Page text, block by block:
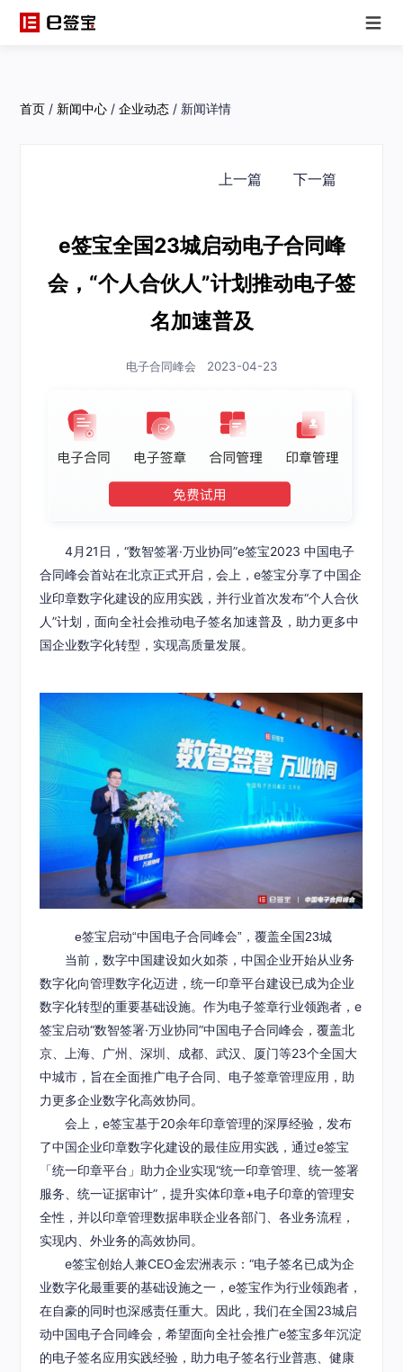
首页 / 新闻中心 /企业动态 / 新闻详情
上一篇 下一篇
e签宝全国23城启动电子合同峰
会，“个人合伙人”计划推动电子签
名加速普及
电子合同峰会 2023-04-23
4月21日，“数智签署·万业协同”e签宝2023 中国电子
合同峰会首站在北京正式开启，会上，e签宝分享了中国企
业印章数字化建设的应用实践，并行业首次发布“个人合伙
人”计划，面向全社会推动电子签名加速普及，助力更多中
国企业数字化转型，实现高质量发展。
e签宝启动“中国电子合同峰会”，覆盖全国23城
当前，数字中国建设如火如荼，中国企业开始从业务
数字化向管理数字化迈进，统一印章平台建设已成为企业
数字化转型的重要基础设施。作为电子签章行业领跑者，e
签宝启动“数智签署·万业协同”中国电子合同峰会，覆盖北
京、上海、广州、深圳、成都、武汉、厦门等23个全国大
中城市，旨在全面推广电子合同、电子签章管理应用，助
力更多企业数字化高效协同。
会上，e签宝基于20余年印章管理的深厚经验，发布
了中国企业印章数字化建设的最佳应用实践，通过e签宝
「统一印章平台」助力企业实现“统一印章管理、统一签署
服务、统一证据审计”，提升实体印章+电子印章的管理安
全性，并以印章管理数据串联企业各部门、各业务流程，
实现内、外业务的高效协同。
e签宝创始人兼CEO金宏洲表示：“电子签名已成为企
业数字化最重要的基础设施之一，e签宝作为行业领跑者，
在自豪的同时也深感责任重大。因此，我们在全国23城启
动中国电子合同峰会，希望面向全社会推广e签宝多年沉淀
的电子签名应用实践经验，助力电子签名行业普惠、健康